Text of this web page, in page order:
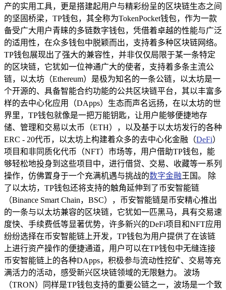
产的实用工具，更是搭建起用户与精彩纷呈的区块链生态之间
的坚固桥梁，TP钱包，其全称为TokenPocket钱包，作为一款
备受广大用户青睐的多链数字钱包，凭借着卓越的性能与广泛
的适用性，在众多钱包中脱颖而出，支持着多种区块链网络。
TP钱包展现出了强大的兼容性，并非仅仅局限于某一条特定
的区块链，它犹如一位神通广大的使者，支持着多条主流公
链，以太坊（Ethereum）是极为知名的一条公链，以太坊是一
个开源的、具备智能合约功能的公共区块链平台，其以丰富多
样的去中心化应用（DApps）生态而声名远扬，在以太坊的世
界里，TP钱包就像是一把万能钥匙，让用户能够便捷地存
储、管理和交易以太币（ETH），以及基于以太坊发行的各种
ERC - 20代币，以太坊上构建着众多的去中心化金融（DeFi）
项目和非同质化代币（NFT）市场等，用户借助TP钱包，能
够轻松地投身到这些项目中，进行借贷、交易、收藏等一系列
操作，仿佛置身于一个充满机遇与挑战的数字金融王国。 除
了以太坊，TP钱包还将支持的触角延伸到了币安智能链
（Binance Smart Chain，BSC），币安智能链是币安精心推出
的一条与以太坊兼容的区块链，它犹如一匹黑马，具有交易速
度快、手续费低等显著优势，许多新兴的DeFi项目和NFT应用
纷纷选择在币安智能链上开发，TP钱包为用户提供了在该链
上进行资产操作的便捷通道，用户可以在TP钱包中无缝连接
币安智能链上的各种DApps，积极参与流动性挖矿、交易等充
满活力的活动，感受新兴区块链领域的无限魅力。 波场
（TRON）同样是TP钱包支持的重要公链之一，波场是一个致